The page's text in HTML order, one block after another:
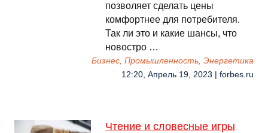
позволяет сделать цены
комфортнее для потребителя.
Так ли это и какие шансы, что
новостро …
Бизнес, Промышленность, Энергетика
12:20, Апрель 19, 2023 | forbes.ru
Чтение и словесные игры